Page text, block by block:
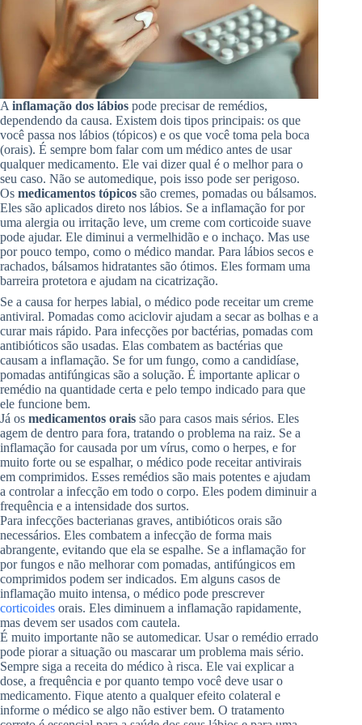
A inflamação dos lábios pode precisar de remédios,
dependendo da causa. Existem dois tipos principais: os que
você passa nos lábios (tópicos) e os que você toma pela boca
(orais). É sempre bom falar com um médico antes de usar
qualquer medicamento. Ele vai dizer qual é o melhor para o
seu caso. Não se automedique, pois isso pode ser perigoso.
Os medicamentos tópicos são cremes, pomadas ou bálsamos.
Eles são aplicados direto nos lábios. Se a inflamação for por
uma alergia ou irritação leve, um creme com corticoide suave
pode ajudar. Ele diminui a vermelhidão e o inchaço. Mas use
por pouco tempo, como o médico mandar. Para lábios secos e
rachados, bálsamos hidratantes são ótimos. Eles formam uma
barreira protetora e ajudam na cicatrização.
Se a causa for herpes labial, o médico pode receitar um creme
antiviral. Pomadas como aciclovir ajudam a secar as bolhas e a
curar mais rápido. Para infecções por bactérias, pomadas com
antibióticos são usadas. Elas combatem as bactérias que
causam a inflamação. Se for um fungo, como a candidíase,
pomadas antifúngicas são a solução. É importante aplicar o
remédio na quantidade certa e pelo tempo indicado para que
ele funcione bem.
Já os medicamentos orais são para casos mais sérios. Eles
agem de dentro para fora, tratando o problema na raiz. Se a
inflamação for causada por um vírus, como o herpes, e for
muito forte ou se espalhar, o médico pode receitar antivirais
em comprimidos. Esses remédios são mais potentes e ajudam
a controlar a infecção em todo o corpo. Eles podem diminuir a
frequência e a intensidade dos surtos.
Para infecções bacterianas graves, antibióticos orais são
necessários. Eles combatem a infecção de forma mais
abrangente, evitando que ela se espalhe. Se a inflamação for
por fungos e não melhorar com pomadas, antifúngicos em
comprimidos podem ser indicados. Em alguns casos de
inflamação muito intensa, o médico pode prescrever
corticoides orais. Eles diminuem a inflamação rapidamente,
mas devem ser usados com cautela.
É muito importante não se automedicar. Usar o remédio errado
pode piorar a situação ou mascarar um problema mais sério.
Sempre siga a receita do médico à risca. Ele vai explicar a
dose, a frequência e por quanto tempo você deve usar o
medicamento. Fique atento a qualquer efeito colateral e
informe o médico se algo não estiver bem. O tratamento